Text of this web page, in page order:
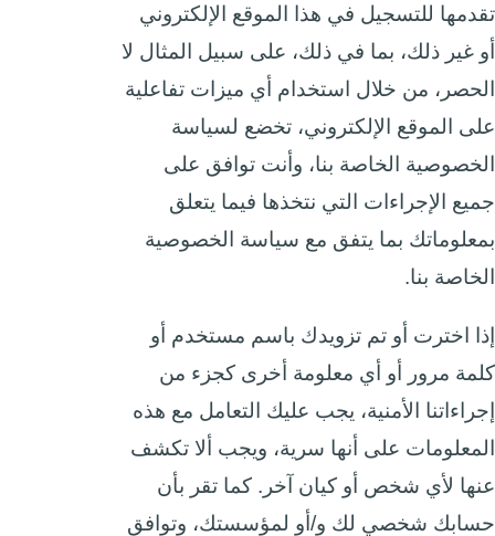
تقدمها للتسجيل في هذا الموقع الإلكتروني
أو غير ذلك، بما في ذلك، على سبيل المثال لا
الحصر، من خلال استخدام أي ميزات تفاعلية
على الموقع الإلكتروني، تخضع لسياسة
الخصوصية الخاصة بنا، وأنت توافق على
جميع الإجراءات التي نتخذها فيما يتعلق
بمعلوماتك بما يتفق مع سياسة الخصوصية
الخاصة بنا.
إذا اخترت أو تم تزويدك باسم مستخدم أو
كلمة مرور أو أي معلومة أخرى كجزء من
إجراءاتنا الأمنية، يجب عليك التعامل مع هذه
المعلومات على أنها سرية، ويجب ألا تكشف
عنها لأي شخص أو كيان آخر. كما تقر بأن
حسابك شخصي لك و/أو لمؤسستك، وتوافق